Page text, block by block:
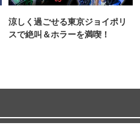
涼しく過ごせる東京ジョイポリ
スで絶叫＆ホラーを満喫！